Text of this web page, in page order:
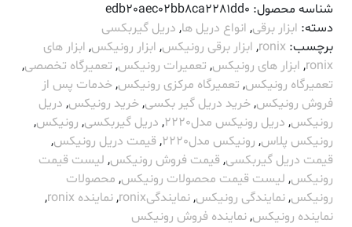
شناسه محصول: edb20aec02bb8ca2281dd0
دسته: ابزار برقی, انواع دریل ها, دریل گیربکسی
برچسب: ronix
, ابزار برقی رونیکس, ابزار رونیکس, ابزار های
ronix
, ابزار های رونیکس, تعمیرات رونیکس, تعمیرگاه تخصصی,
تعمیرگاه رونیکس, تعمیرگاه مرکزی رونیکس,خدمات پس از
فروش رونیکس,خرید دریل گیر بکسی,خرید رونیکس, دریل
رونیکس, دریل رونیکس مدل2220 , دریل گیربکسی, رونیکس,
رونیکس پلاس, رونیکس مدل2220 , قیمت دریل رونیکس,
قیمت دریل گیربکسی, قیمت فروش رونیکس, لیست قیمت
رونیکس, لیست قیمت محصولات رونیکس, محصولات
رونیکس,نمایندگی رونیکس,نمایندگیronix ,نماینده ronix
,
نماینده رونیکس,نماینده فروش رونیکس